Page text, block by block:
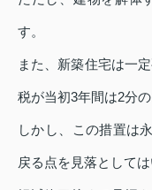
す。
また、新築住宅は一
税が当初3年間は2分
しかし、この措置は
戻る点を見落としては